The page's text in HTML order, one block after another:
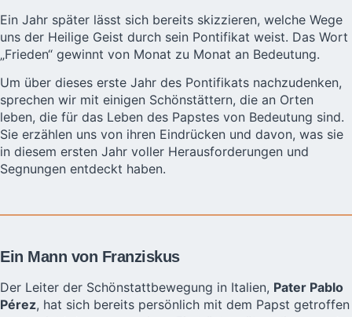
Ein Jahr später lässt sich bereits skizzieren, welche Wege
uns der Heilige Geist durch sein Pontifikat weist. Das Wort
„Frieden“ gewinnt von Monat zu Monat an Bedeutung.
Um über dieses erste Jahr des Pontifikats nachzudenken,
sprechen wir mit einigen Schönstättern, die an Orten
leben, die für das Leben des Papstes von Bedeutung sind.
Sie erzählen uns von ihren Eindrücken und davon, was sie
in diesem ersten Jahr voller Herausforderungen und
Segnungen entdeckt haben.
Ein Mann von Franziskus
Der Leiter der Schönstattbewegung in Italien, Pater Pablo
Pérez, hat sich bereits persönlich mit dem Papst getroffen